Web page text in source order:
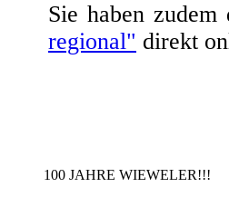
Sie haben
regional" direkt
100 JAHRE WIEWELER!!!